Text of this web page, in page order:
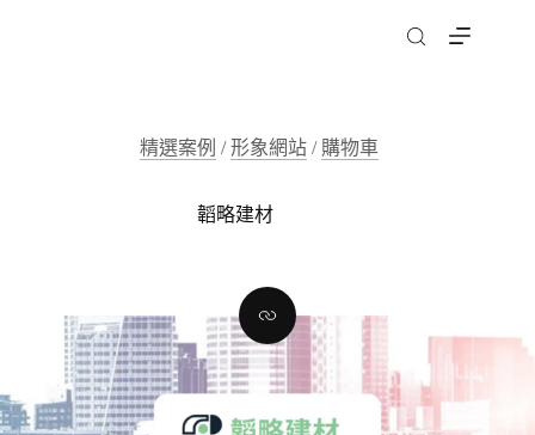
精選案例 /形象網站 / 購物車
韜略建材